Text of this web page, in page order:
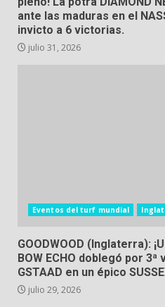
ante las maduras en el
invicto a 6 victorias.
julio 31, 2026
Eventos del turf mundial
GOODWOOD (Inglaterra):
BOW ECHO doblegó por
GSTAAD en un épico
julio 29, 2026